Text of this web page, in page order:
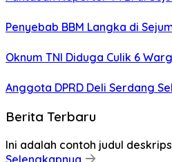
Penyebab BBM Langka di
Oknum TNI Diduga Culik 6
Anggota DPRD Deli Serdang
Berita Terbaru
Ini adalah contoh judul
Selengkapnya